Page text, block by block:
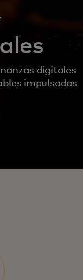
digitales
impulsadas